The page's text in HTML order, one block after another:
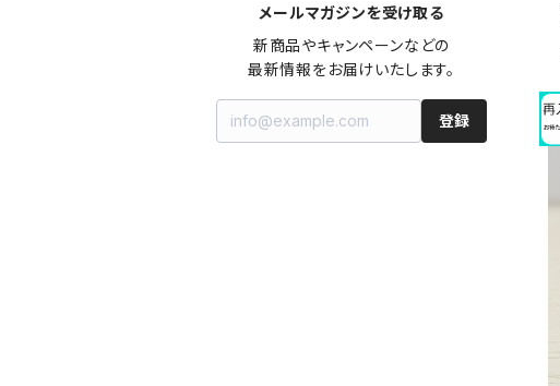
アゲート（瑪瑙）
カーネリアン
ピンク（pink）
紫（purple）
金、黄色、茶（gold, yellow, brown）
メールマガジンを受け取る
新商品やキャンペーンなどの
最新情報をお届けいたします。
登録